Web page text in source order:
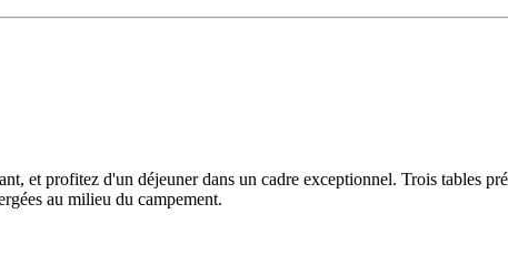
et profitez d'un déjeuner dans un cadre exceptionnel. Trois tables
au milieu du campement.